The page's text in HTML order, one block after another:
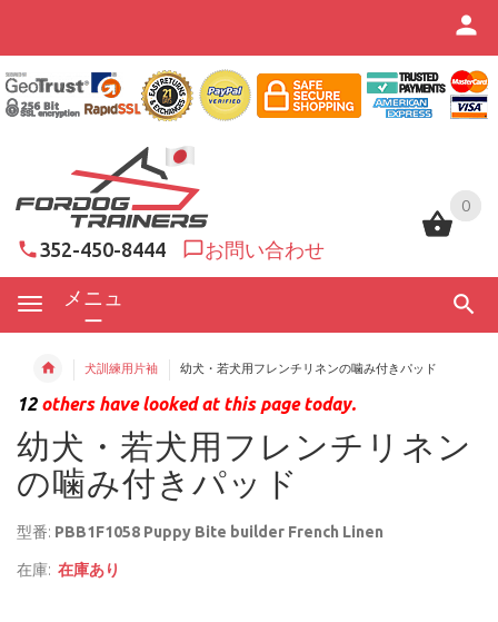
0
352-450-8444 お問い合わせ
メニュ
ー
0
犬訓練用片袖 幼犬・若犬用フレンチリネンの噛み付きパッド
12others have looked at this page today.
幼犬・若犬用フレンチリネン
の噛み付きパッド
型番: PBB1F1058 Puppy Bite builder French Linen
在庫: 在庫あり